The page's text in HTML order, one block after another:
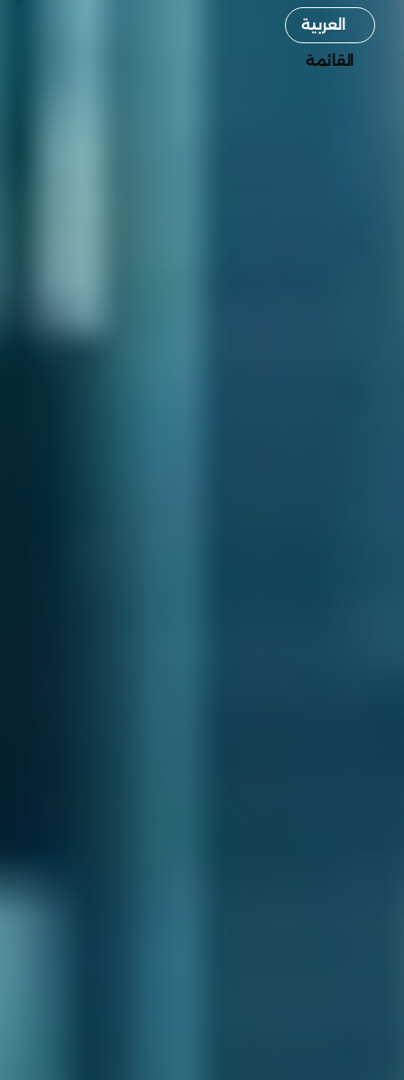
Select Language
العربية
القائمة